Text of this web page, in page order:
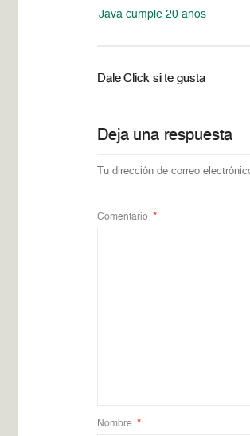
Java cumple 20 años
Dale Click si te gusta
Deja una respuesta
Tu dirección de correo
Comentario *
Nombre *